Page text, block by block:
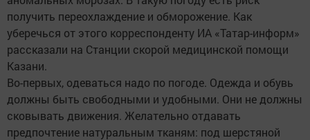
получить переохлаждение и обморожение. Как
уберечься от этого корреспонденту ИА «Татар-информ»
рассказали на Станции скорой медицинской помощи
Казани.
Во-первых, одеваться надо по погоде. Одежда и обувь
должны быть свободными и удобными. Они не должны
сковывать движения. Желательно отдавать
предпочтение натуральным тканям: под шерстяной